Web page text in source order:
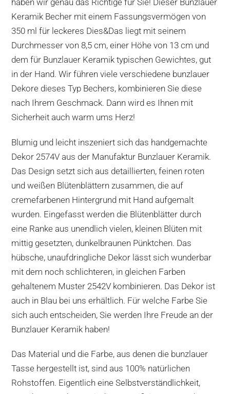
haben wir genau das Richtige für Sie! Dieser Bunzlauer
Keramik Becher mit einem Fassungsvermögen von
350 ml für leckeres Dies&Das liegt mit seinem
Durchmesser von 8,5 cm, einer Höhe von 13 cm und
dem für Bunzlauer Keramik typischen Gewichtes, gut
in der Hand. Wir führen viele verschiedene bunzlauer
Dekore dieses Typ Bechers, kombinieren Sie diese
nach Ihrem Geschmack. Dann wird es Ihnen mit
Sicherheit auch warm ums Herz!
Blumig und leicht inszeniert sich das handgemachte
Dekor 2574V aus der Manufaktur Bunzlauer Keramik.
Das Design setzt sich aus detaillierten, feinen roten
und weißen Blütenblättern zusammen, die auf
cremefarbenen Hintergrund mit Hand aufgemalt
wurden. Eingefasst werden die Blütenblätter durch
eine Ranke aus unendlich vielen, kleinen Blüten mit
mittig gesetzten, dunkelbraunen Pünktchen. Das
hübsche, unaufdringliche Dekor lässt sich wunderbar
mit dem noch schlichteren, in gleichen Farben
gehaltenem Muster 2542V kombinieren. Das Dekor ist
auch in Blau bei uns erhältlich. Für welche Farbe Sie
sich auch entscheiden, Sie werden Ihre Freude an der
Bunzlauer Keramik haben!
Das Material und die Farbe, aus denen die bunzlauer
Tasse hergestellt ist, sind aus 100% natürlichen
Rohstoffen. Eigentlich eine Selbstverständlichkeit,